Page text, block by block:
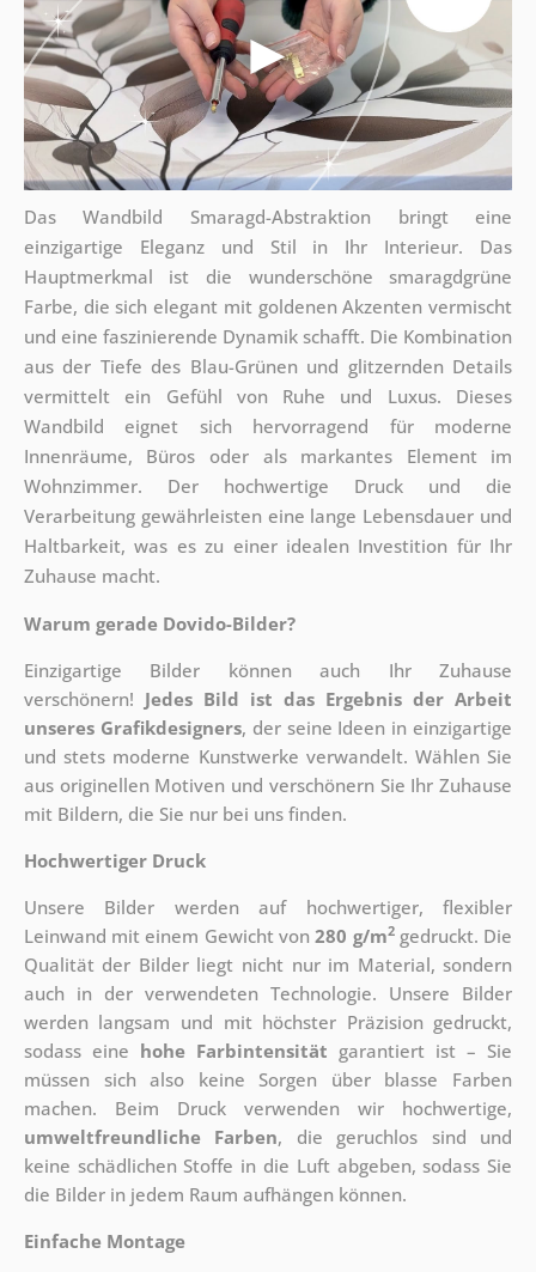
Das Wandbild Smaragd-Abstraktion bringt eine
einzigartige Eleganz und Stil in Ihr Interieur. Das
Hauptmerkmal ist die wunderschöne smaragdgrüne
Farbe, die sich elegant mit goldenen Akzenten vermischt
und eine faszinierende Dynamik schafft. Die Kombination
aus der Tiefe des Blau-Grünen und glitzernden Details
vermittelt ein Gefühl von Ruhe und Luxus. Dieses
Wandbild eignet sich hervorragend für moderne
Innenräume, Büros oder als markantes Element im
Wohnzimmer. Der hochwertige Druck und die
Verarbeitung gewährleisten eine lange Lebensdauer und
Haltbarkeit, was es zu einer idealen Investition für Ihr
Zuhause macht.
Warum gerade Dovido-Bilder?
Einzigartige Bilder können auch Ihr Zuhause
verschönern! Jedes Bild ist das Ergebnis der Arbeit
unseres Grafikdesigners, der seine Ideen in einzigartige
und stets moderne Kunstwerke verwandelt. Wählen Sie
aus originellen Motiven und verschönern Sie Ihr Zuhause
mit Bildern, die Sie nur bei uns finden.
Hochwertiger Druck
Unsere Bilder werden auf hochwertiger, flexibler
Leinwand mit einem Gewicht von280 g/m2gedruckt. Die
Qualität der Bilder liegt nicht nur im Material, sondern
auch in der verwendeten Technologie. Unsere Bilder
werden langsam und mit höchster Präzision gedruckt,
sodass eine hohe Farbintensität garantiert ist – Sie
müssen sich also keine Sorgen über blasse Farben
machen. Beim Druck verwenden wir hochwertige,
umweltfreundliche Farben, die geruchlos sind und
keine schädlichen Stoffe in die Luft abgeben, sodass Sie
die Bilder in jedem Raum aufhängen können.
Einfache Montage